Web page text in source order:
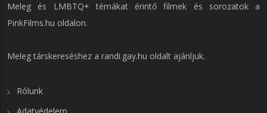
Meleg és LMBTQ+ témákat érintő filmek és sorozatok a
PinkFilms.hu oldalon.
Meleg társkereséshez a randi.gay.hu oldalt ajánljuk.
Rólunk